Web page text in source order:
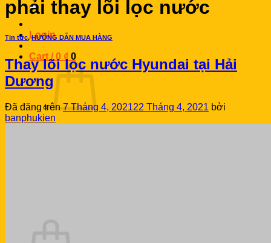
Login
Cart / 0 ₫ 0
phải thay lõi lọc nước
Tin tức,HƯỚNG DẪN MUA HÀNG
Thay lõi lọc nước Hyundai tại Hải
Dương
Đã đăng trên7 Tháng 4, 202122 Tháng 4, 2021 bởi
banphukien